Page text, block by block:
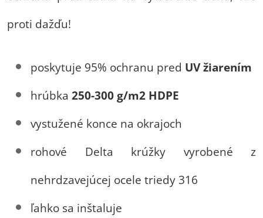
proti dažďu!
poskytuje 95% ochranu pred UV žiarením
hrúbka 250-300 g/m2 HDPE
vystužené konce na okrajoch
rohové Delta krúžky vyrobené z
nehrdzavejúcej ocele triedy 316
ľahko sa inštaluje